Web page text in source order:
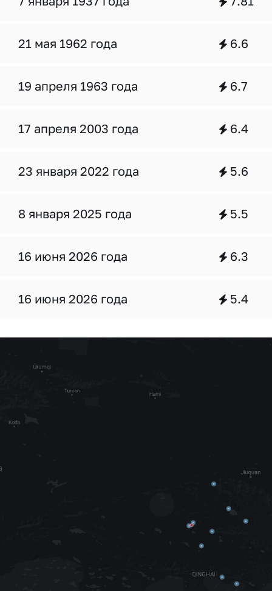
21 мая 1962 года 6.6
19 апреля 1963 года 6.7
17 апреля 2003 года 6.4
23 января 2022 года 5.6
8 января 2025 года 5.5
16 июня 2026 года 6.3
16 июня 2026 года 5.4